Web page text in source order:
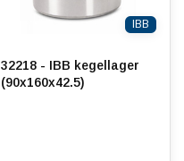
IBB
32218 - IBB kegellager
(90x160x42.5)